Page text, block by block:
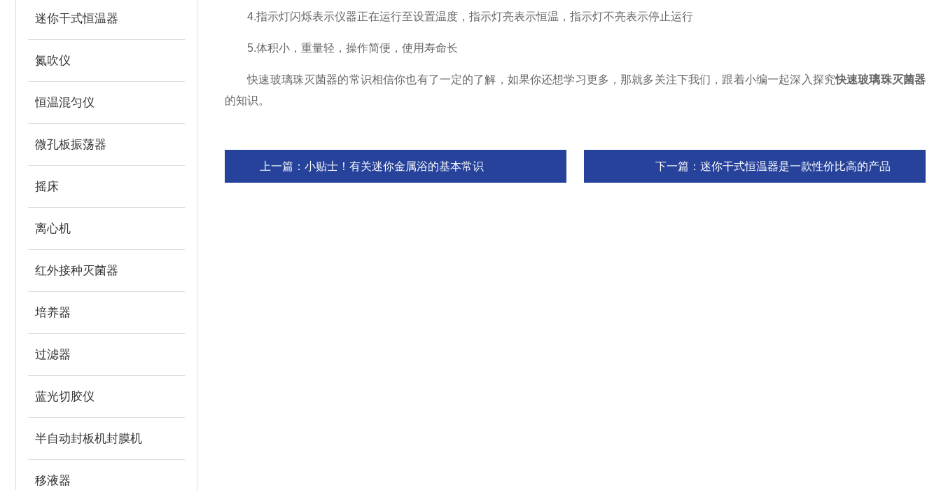
迷你干式恒温器
氮吹仪
恒温混匀仪
微孔板振荡器
摇床
离心机
红外接种灭菌器
培养器
过滤器
蓝光切胶仪
半自动封板机封膜机
移液器
4.指示灯闪烁表示仪器正在运行至设置温度，指示灯亮表示恒温，指示灯不亮表示停止运行
5.体积小，重量轻，操作简便，使用寿命长
快速玻璃珠灭菌器的常识相信你也有了一定的了解，如果你还想学习更多，那就多关注下我们，跟着小编一起深入探究快速玻璃珠灭菌器
的知识。
上一篇： 小贴士！有关迷你金属浴的基本常识 下一篇： 迷你干式恒温器是一款性价比高的产品